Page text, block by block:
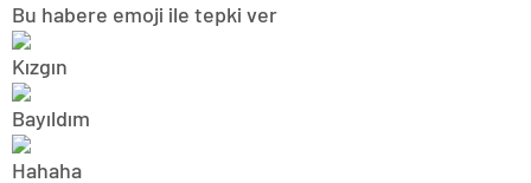
Bu habere emoji ile tepki ver